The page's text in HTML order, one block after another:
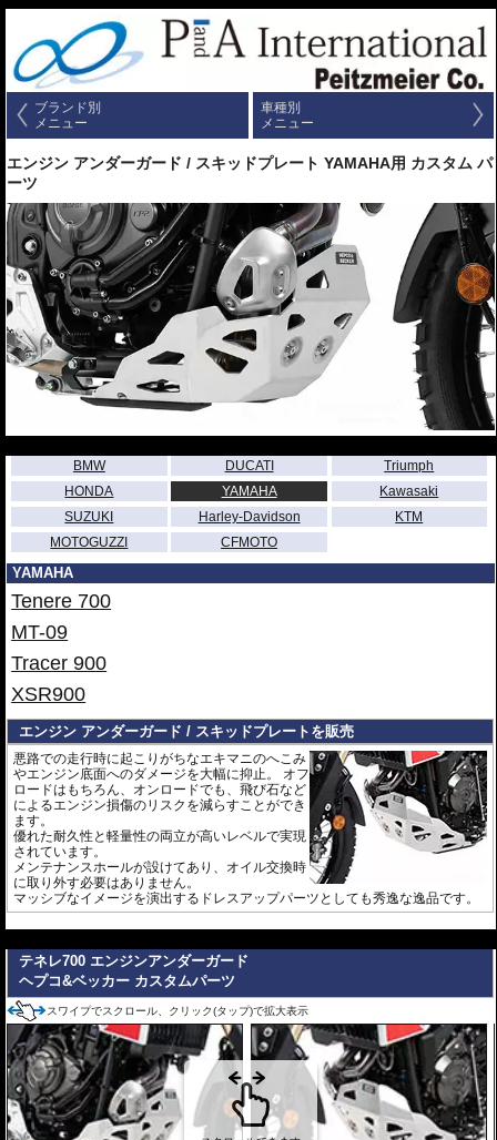
ブランド別
メニュー
車種別
メニュー
エンジン アンダーガード / スキッドプレート YAMAHA用 カスタム パ
ーツ
BMW
DUCATI
Triumph
HONDA
YAMAHA
Kawasaki
SUZUKI
Harley-Davidson
KTM
MOTOGUZZI
CFMOTO
YAMAHA
Tenere 700
MT-09
Tracer 900
XSR900
エンジン アンダーガード / スキッドプレートを販売
悪路での走行時に起こりがちなエキマニのへこみ
やエンジン底面へのダメージを大幅に抑止。 オフ
ロードはもちろん、オンロードでも、飛び石など
によるエンジン損傷のリスクを減らすことができ
ます。
優れた耐久性と軽量性の両立が高いレベルで実現
されています。
メンテナンスホールが設けてあり、オイル交換時
に取り外す必要はありません。
マッシブなイメージを演出するドレスアップパーツとしても秀逸な逸品です。
テネレ700 エンジンアンダーガード
ヘプコ&ベッカー カスタムパーツ
スワイプでスクロール、クリック(タップ)で拡大表示